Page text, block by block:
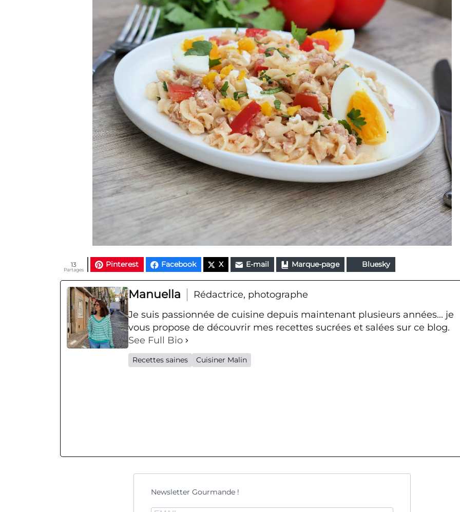
Pinterest Facebook X E-mail Marque-page Bluesky
Partages
13
Manuella
Rédactrice, photographe
Je suis passionnée de cuisine depuis maintenant plusieurs années... je
vous propose de découvrir mes recettes sucrées et salées sur ce blog.
See Full Bio
Recettes saines Cuisiner Malin
Newsletter Gourmande !